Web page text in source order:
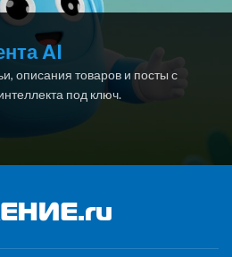
AI
описания товаров и посты с
под ключ.